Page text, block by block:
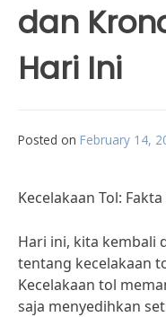
dan
Hari Ini
Posted on February 14,
Kecelakaan Tol:
Hari ini, kita kembali
tentang kecelakaan
Kecelakaan tol
saja menyedihkan